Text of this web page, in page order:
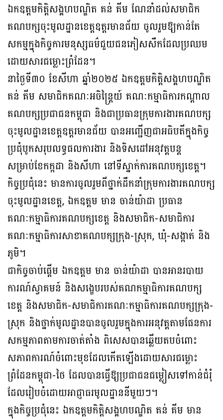
ឯកឧត្តមកិត្តិសង្គហបណ្ឌិត គន់ គីម ណែនាំដល់សមាជិក
គណបក្សចុះមូលដ្ឋានខេត្តឧត្តរមានជ័យ ចូលរួមឱ្យកាន់តែ
សកម្មក្នុងកិច្ចការមនុស្សធម៌ជួយជនភៀសសឹកដែលប្រឈម
ដោយសារជម្លោះព្រំដែន។
នាថ្ងៃទី៣០ ខែសីហា ឆ្នាំ២០២៥ ឯកឧត្តមកិត្តិសង្គហបណ្ឌិត
គន់ គីម សមាជិកគណៈអចិន្រ្តៃយ៍ គណៈកម្មាធិការកណ្តាល
គណបក្សប្រជាជនកម្ពុជា និងជាប្រធានក្រុមការងារគណបក្ស
ចុះមូលដ្ឋានខេត្តឧត្តរមានជ័យ បានអញ្ជើញជាអធិបតីក្នុងកិច្ច
ប្រជុំបូកសរុបលទ្ធផលការងារ និងទិសដៅអនុវត្តបន្ត
សម្រាប់ខែកក្កដា និងសីហា នៅទីស្នាក់ការគណបក្សខេត្ត។
កិច្ចប្រជុំនេះ មានការចូលរួមពីថ្នាក់ដឹកនាំក្រុមការងារគណបក្ស
ចុះមូលដ្ឋានខេត្ត, ឯកឧត្តម មាន ចាន់យ៉ាដា ប្រធាន
គណៈកម្មាធិការគណបក្សខេត្ត និងសមាជិក-សមាជិការ
គណៈកម្មាធិការសាខាគណបក្សក្រុង-ស្រុក, ឃុំ-សង្កាត់ និង
ភូមិ។
ជាកិច្ចចាប់ផ្តើម ឯកឧត្តម មាន ចាន់យ៉ាដា បានអានរបាយ
ការណ៍ស្វាគមន៍ និងសង្ខេបរបស់គណកម្មាធិការគណបក្ស
ខេត្ត និងសមាជិក-សមាជិការគណៈកម្មាធិការគណបក្សក្រុង-
ស្រុក និងថ្នាក់មូលដ្ឋានបានចូលរួមក្នុងការអនុវត្តតាមផែនការ
សកម្មភាពតាមការចាត់តាំង ពិសេសបានឆ្លើយតបចំពោះ
សភាពការណ៍ចំពោះមុខដែលកើតឡើងដោយសារជម្លោះ
ព្រំដែនកម្ពុជា-ថៃ ដែលបានធ្វើឱ្យប្រជាជនជម្លៀសទៅកាន់ជំរុំ
ដែលរៀបចំដោយអាជ្ញាធរមូលដ្ឋាននីមួយៗ។
ក្នុងកិច្ចប្រជុំនេះ ឯកឧត្តមកិត្តិសង្គហបណ្ឌិត គន់ គីម មាន